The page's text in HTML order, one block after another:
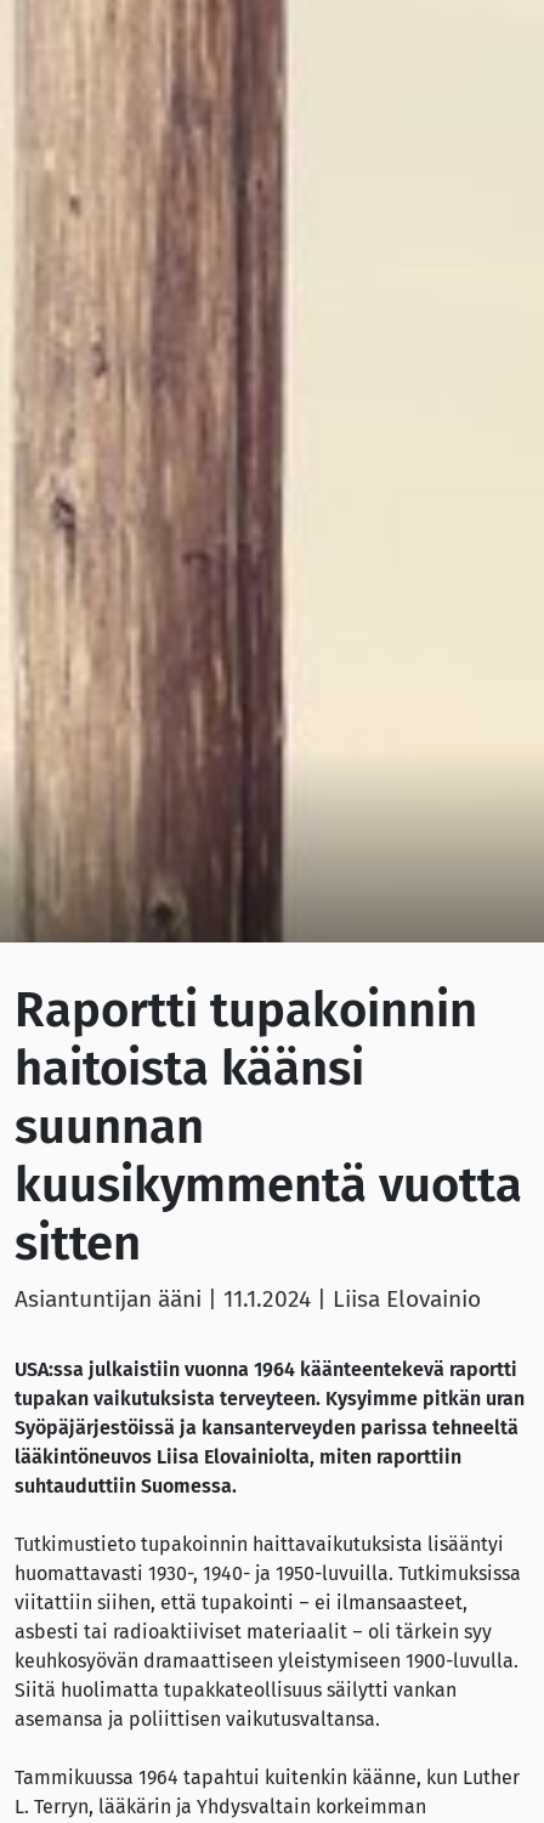
Raportti tupakoinnin
haitoista käänsi
suunnan
kuusikymmentä vuotta
sitten
Asiantuntijan ääni | 11.1.2024 | Liisa Elovainio
USA:ssa julkaistiin vuonna 1964 käänteentekevä raportti
tupakan vaikutuksista terveyteen. Kysyimme pitkän uran
Syöpäjärjestöissä ja kansanterveyden parissa tehneeltä
lääkintöneuvos Liisa Elovainiolta, miten raporttiin
suhtauduttiin Suomessa.
Tutkimustieto tupakoinnin haittavaikutuksista lisääntyi
huomattavasti 1930-, 1940- ja 1950-luvuilla. Tutkimuksissa
viitattiin siihen, että tupakointi – ei ilmansaasteet,
asbesti tai radioaktiiviset materiaalit – oli tärkein syy
keuhkosyövän dramaattiseen yleistymiseen 1900-luvulla.
Siitä huolimatta tupakkateollisuus säilytti vankan
asemansa ja poliittisen vaikutusvaltansa.
Tammikuussa 1964 tapahtui kuitenkin käänne, kun Luther
L. Terryn, lääkärin ja Yhdysvaltain korkeimman